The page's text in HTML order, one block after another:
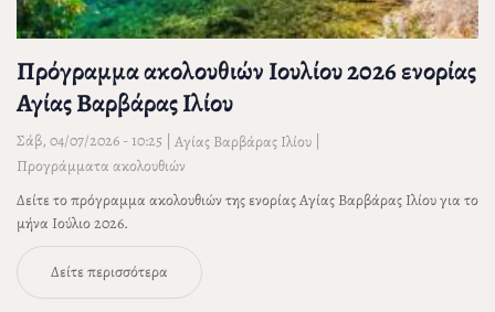
Πρόγραμμα ακολουθιών Ιουλίου 2026 ενορίας
Αγίας Βαρβάρας Ιλίου
Σάβ, 04/07/2026 - 10:25 | Αγίας Βαρβάρας Ιλίου |
Προγράμματα ακολουθιών
Δείτε το πρόγραμμα ακολουθιών της ενορίας Αγίας Βαρβάρας Ιλίου για το
μήνα Ιούλιο 2026.
Δείτε περισσότερα